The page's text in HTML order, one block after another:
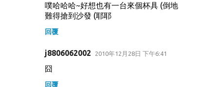
噗哈哈哈~好想也有一台來個杯具 (倒地
難得搶到沙發 (耶耶
回覆
j8806062002 2010年12月28日 下午6:41
囧
回覆